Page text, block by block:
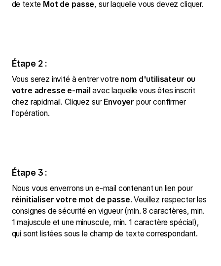
de texte Mot de passe, sur laquelle vous devez cliquer.
Étape 2 :
Vous serez invité à entrer votre nom d'utilisateur ou
votre adresse e-mail avec laquelle vous êtes inscrit
chez rapidmail. Cliquez sur Envoyer pour confirmer
l'opération.
Étape 3 :
Nous vous enverrons un e-mail contenant un lien pour
réinitialiser votre mot de passe. Veuillez respecter les
consignes de sécurité en vigueur (min. 8 caractères, min.
1 majuscule et une minuscule, min. 1 caractère spécial),
qui sont listées sous le champ de texte correspondant.